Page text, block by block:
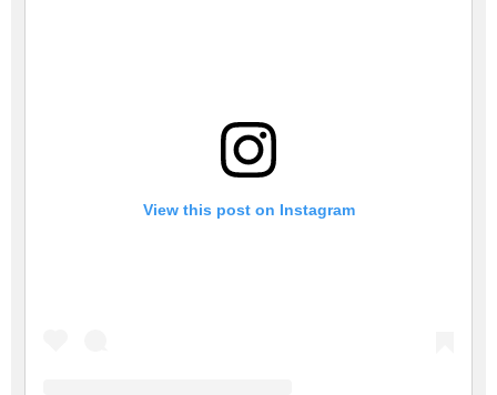
View this post on Instagram